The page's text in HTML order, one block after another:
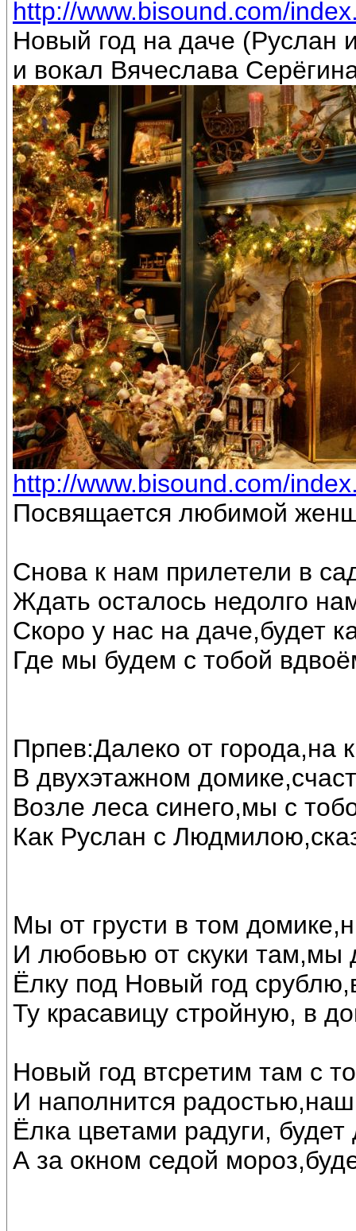
http://www.bisound.com/
Новый год на даче
и вокал Вячеслава
http://www.bisound.com/
Посвящается любимой
Снова к нам прилетели в
Ждать осталось недолго
Скоро у нас на даче,будет
Где мы будем с тобой
Прпев:Далеко от города,на
В двухэтажном
Возле леса синего,мы с
Как Руслан с
Мы от грусти в том
И любовью от скуки там,мы
Ёлку под Новый год
Ту красавицу стройную, в
Новый год втсретим там с
И наполнится
Ёлка цветами радуги,
А за окном седой